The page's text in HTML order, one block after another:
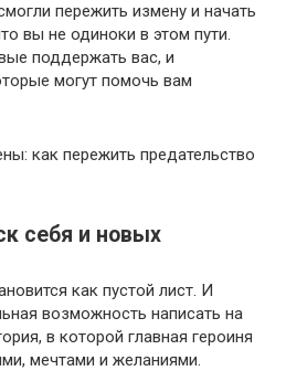
пережить измену и начать
вы не одиноки в этом пути.​
поддержать вас, и
могут помочь вам
себя и новых
как пустой лист.​ И
возможность написать на
в которой главная героиня
мечтами и желаниями.​